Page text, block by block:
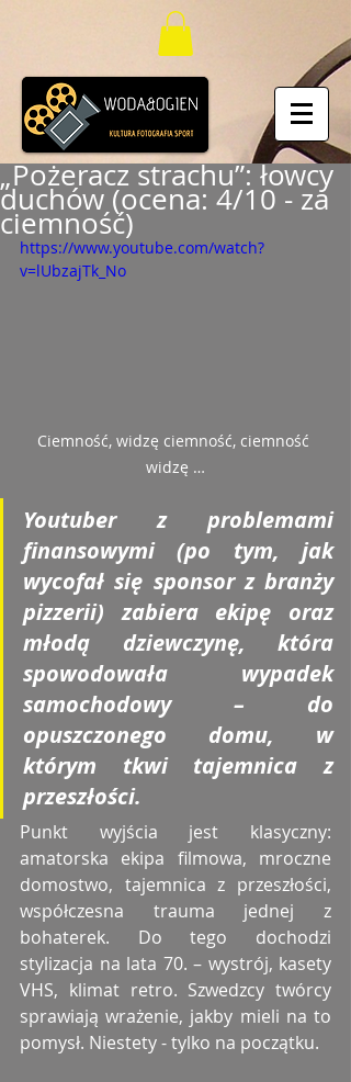
„Pożeracz strachu”: łowcy
duchów (ocena: 4/10 - za
ciemność)
https://www.youtube.com/watch?
v=lUbzajTk_No
Ciemność, widzę ciemność, ciemność
widzę …
Youtuber z problemami
finansowymi (po tym, jak
wycofał się sponsor z branży
pizzerii) zabiera ekipę oraz
młodą dziewczynę, która
spowodowała wypadek
samochodowy – do
opuszczonego domu, w
którym tkwi tajemnica z
przeszłości.
Punkt wyjścia jest klasyczny:
amatorska ekipa filmowa, mroczne
domostwo, tajemnica z przeszłości,
współczesna trauma jednej z
bohaterek. Do tego dochodzi
stylizacja na lata 70. – wystrój, kasety
VHS, klimat retro. Szwedzcy twórcy
sprawiają wrażenie, jakby mieli na to
pomysł. Niestety - tylko na początku.